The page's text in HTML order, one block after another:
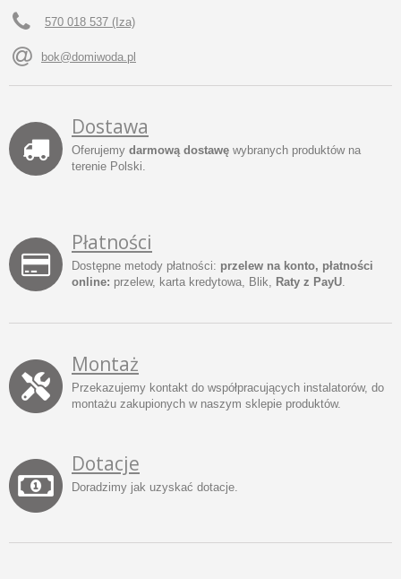
570 018 537 (Iza)
bok@domiwoda.pl
Dostawa
Oferujemy darmową dostawę wybranych produktów na
terenie Polski.
Płatności
Dostępne metody płatności: przelew na konto, płatności
online: przelew, karta kredytowa, Blik, Raty z PayU
Montaż
Przekazujemy kontakt do współpracujących instalatorów, do
montażu zakupionych w naszym sklepie produktów.
Dotacje
Doradzimy jak uzyskać dotacje.